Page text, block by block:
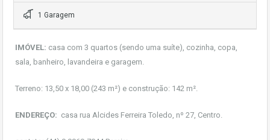
1 Garagem
IMÓVEL: casa com 3 quartos (sendo uma suíte), cozinha, copa,
sala, banheiro, lavandeira e garagem.
Terreno: 13,50 x 18,00 (243 m²) e construção: 142 m².
ENDEREÇO: casa rua Alcides Ferreira Toledo, nº 27, Centro.